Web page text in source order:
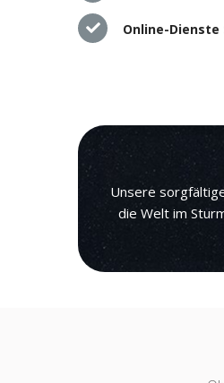
Online-Dienste
Unsere
die Welt im